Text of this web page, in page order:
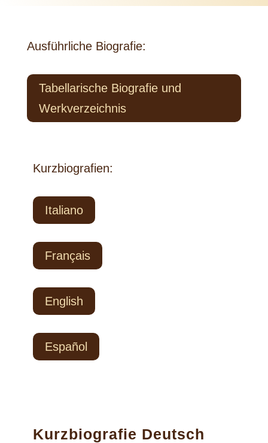
Ausführliche Biografie:
Tabellarische Biografie und
Werkverzeichnis
Kurzbiografien:
Italiano
Français
English
Español
Kurzbiografie Deutsch